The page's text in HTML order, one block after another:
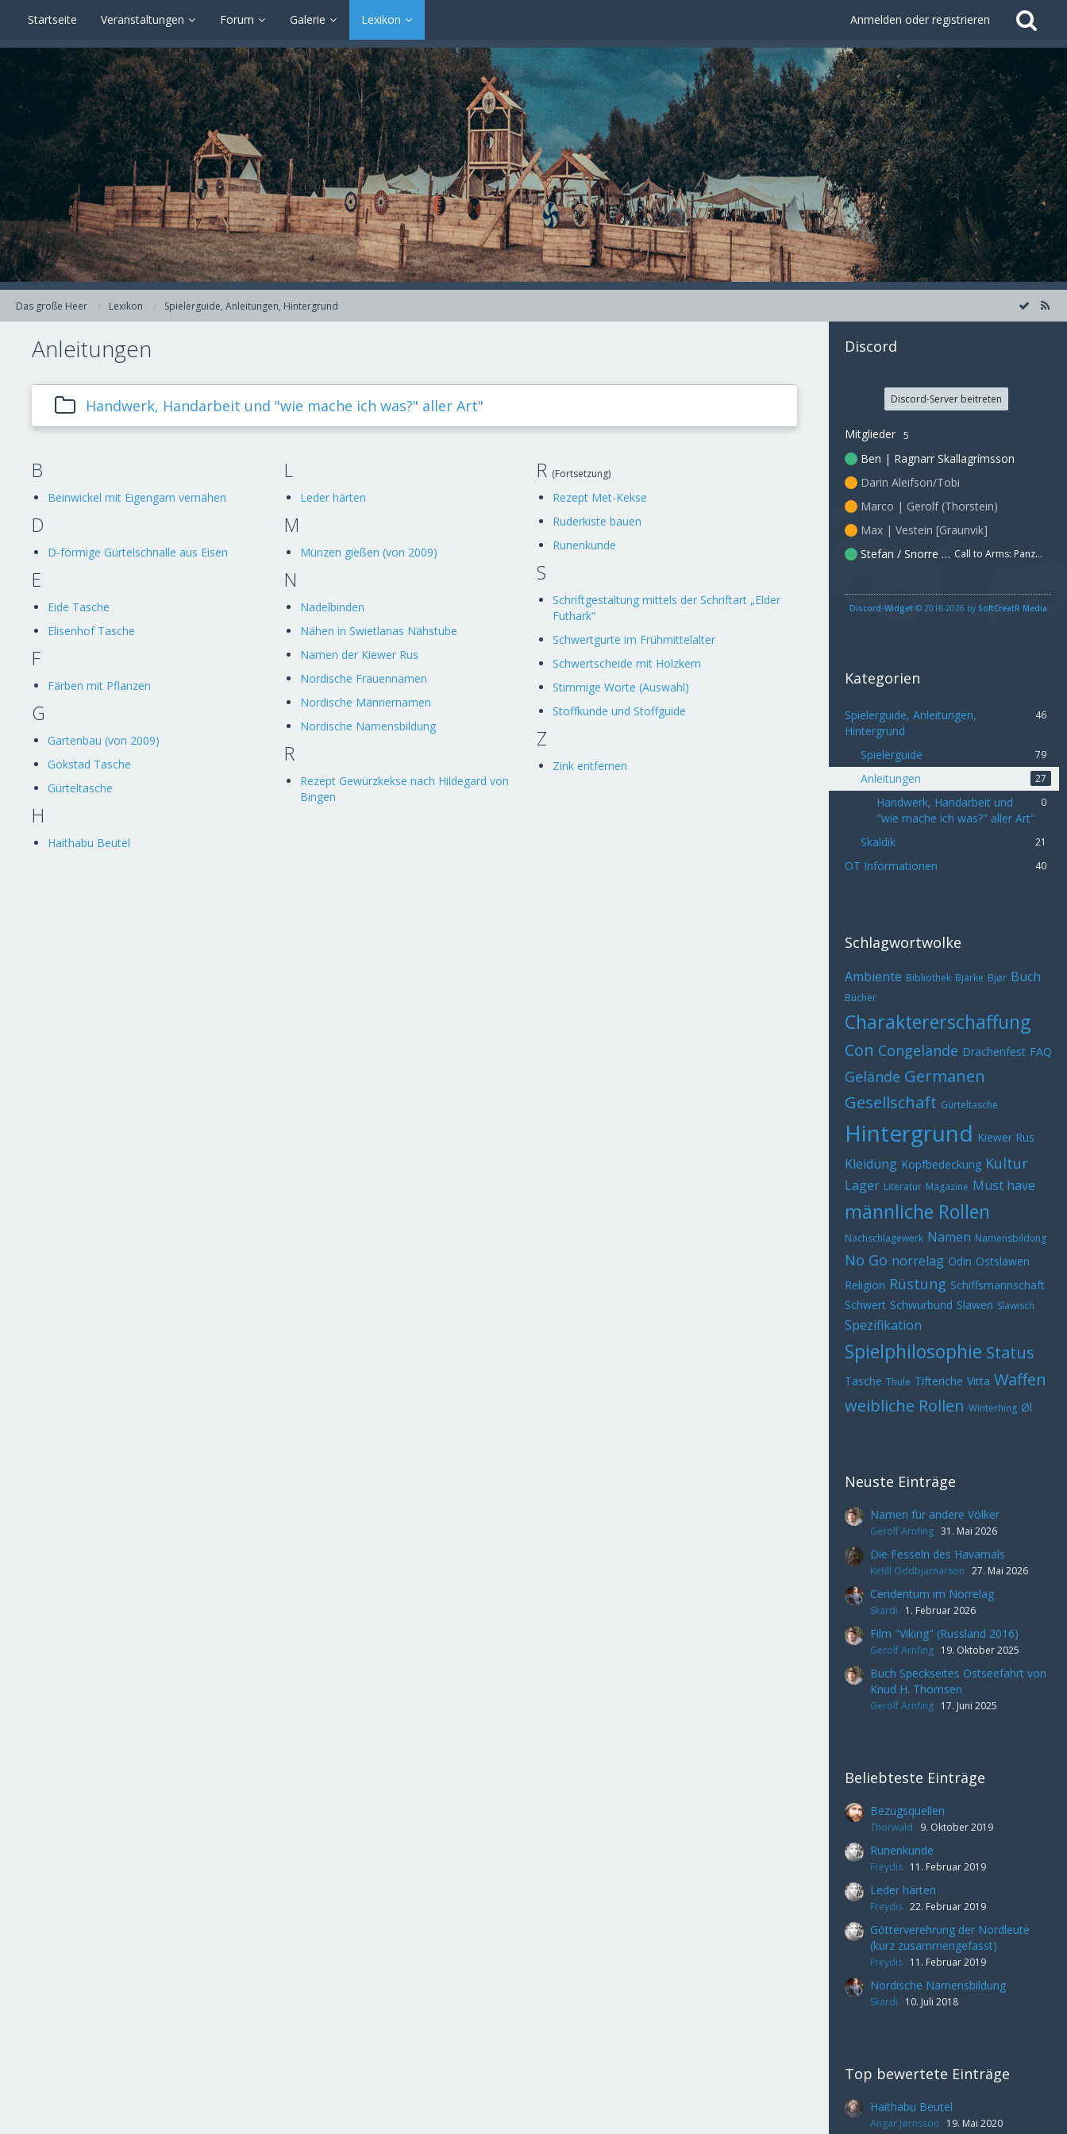
Startseite Veranstaltungen Forum Galerie Lexikon Anmelden oder registrieren
Das große Heer Lexikon Spielerguide, Anleitungen, Hintergrund
Anleitungen
Handwerk, Handarbeit und "wie mache ich was?" aller Art"
B
Beinwickel mit Eigengarn vernähen
D
D-förmige Gürtelschnalle aus Eisen
E
Eide Tasche
Elisenhof Tasche
F
Färben mit Pflanzen
G
Gartenbau (von 2009)
Gokstad Tasche
Gürteltasche
H
Haithabu Beutel
L
Leder härten
M
Münzen gießen (von 2009)
N
Nadelbinden
Nähen in Swietlanas Nähstube
Namen der Kiewer Rus
Nordische Frauennamen
Nordische Männernamen
Nordische Namensbildung
R
Rezept Gewürzkekse nach Hildegard von
Bingen
R (Fortsetzung)
Rezept Met-Kekse
Ruderkiste bauen
Runenkunde
S
Schriftgestaltung mittels der Schriftart „Elder
Futhark“
Schwertgurte im Frühmittelalter
Schwertscheide mit Holzkern
Stimmige Worte (Auswahl)
Stoffkunde und Stoffguide
Z
Zink entfernen
Discord
Discord-Server beitreten
Mitglieder 5
Ben | Ragnarr Skallagrímsson
Darin Aleifson/Tobi
Marco | Gerolf (Thorstein)
Max | Vestein [Graunvik]
Stefan / Snorre Svenson
Call to Arms: Panzer Elite
Discord-Widget© 2018-2026 by SoftCreatR Media
Kategorien
Spielerguide, Anleitungen,
Hintergrund
46
Spielerguide 79
Anleitungen 27
Handwerk, Handarbeit und
"wie mache ich was?" aller Art"
0
Skaldik 21
OT Informationen 40
Schlagwortwolke
Ambiente Bibliothek Bjarke Bjør Buch
Bücher
Charaktererschaffung
Con Congelände Drachenfest FAQ
Gelände Germanen
Gesellschaft Gürteltasche
Hintergrund Kiewer Rus
Kleidung Kopfbedeckung Kultur
Lager Literatur Magazine Must have
männliche Rollen
Nachschlagewerk Namen Namensbildung
No Go norrelag Odin Ostslawen
Religion Rüstung Schiffsmannschaft
Schwert Schwurbund Slawen Slawisch
Spezifikation
Spielphilosophie Status
Tasche Thule Tifteriche Vitta Waffen
weibliche Rollen Winterhing Øl
Neuste Einträge
Namen für andere Völker
Gerolf Arnfing 31. Mai 2026
Die Fesseln des Havamals
Ketill Oddbjarnarson 27. Mai 2026
Ceridentum im Norrelag
Skardi 1. Februar 2026
Film "Viking" (Russland 2016)
Gerolf Arnfing 19. Oktober 2025
Buch Speckseites Ostseefahrt von
Knud H. Thomsen
Gerolf Arnfing 17. Juni 2025
Beliebteste Einträge
Bezugsquellen
Thorwald 9. Oktober 2019
Runenkunde
Freydis 11. Februar 2019
Leder härten
Freydis 22. Februar 2019
Götterverehrung der Nordleute
(kurz zusammengefasst)
Freydis 11. Februar 2019
Nordische Namensbildung
Skardi 10. Juli 2018
Top bewertete Einträge
Haithabu Beutel
Angar Jørnsson 19. Mai 2020